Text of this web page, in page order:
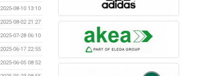
2025-08-10 13:10
2025-08-02 21:27
2025-07-28 06:10
2025-06-17 22:55
2025-06-05 08:52